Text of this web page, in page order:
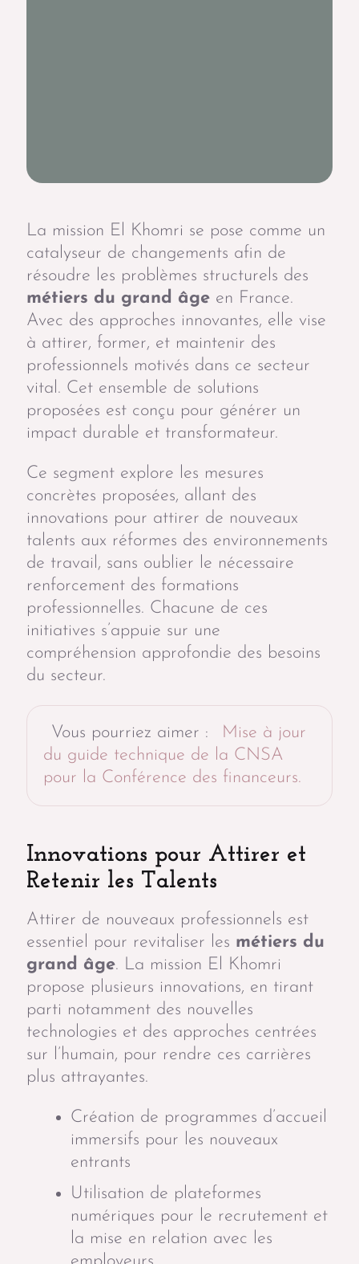
La mission El Khomri se pose comme un
catalyseur de changements afin de
résoudre les problèmes structurels des
métiers du grand âge en France.
Avec des approches innovantes, elle vise
à attirer, former, et maintenir des
professionnels motivés dans ce secteur
vital. Cet ensemble de solutions
proposées est conçu pour générer un
impact durable et transformateur.
Ce segment explore les mesures
concrètes proposées, allant des
innovations pour attirer de nouveaux
talents aux réformes des environnements
de travail, sans oublier le nécessaire
renforcement des formations
professionnelles. Chacune de ces
initiatives s’appuie sur une
compréhension approfondie des besoins
du secteur.
Vous pourriez aimer :
Mise à jour
du guide technique de la CNSA
pour la Conférence des financeurs.
Innovations pour Attirer et
Retenir les Talents
Attirer de nouveaux professionnels est
essentiel pour revitaliser les métiers du
grand âge. La mission El Khomri
propose plusieurs innovations, en tirant
parti notamment des nouvelles
technologies et des approches centrées
sur l’humain, pour rendre ces carrières
plus attrayantes.
Création de programmes d’accueil
immersifs pour les nouveaux
entrants
Utilisation de plateformes
numériques pour le recrutement et
la mise en relation avec les